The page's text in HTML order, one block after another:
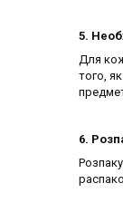
5.
Для
того,
6.